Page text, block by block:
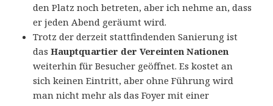
den Platz noch betreten, aber ich nehme an, dass
er jeden Abend geräumt wird.
Trotz der derzeit stattfindenden Sanierung ist
dasHauptquartier der Vereinten Nationen
weiterhin für Besucher geöffnet. Es kostet an
sich keinen Eintritt, aber ohne Führung wird
man nicht mehr als das Foyer mit einer